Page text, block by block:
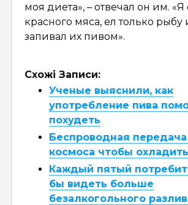
моя диета», – отвечал он им. «Я
красного мяса, ел только
запивал их пивом».
Схожі Записи:
Ученые выяснили, как
употребление пива
похудеть
Беспроводная передача
космоса чтобы
Каждый пятый
бы видеть больше
безалкогольного